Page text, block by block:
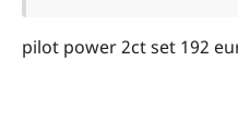
pilot power 2ct set 192